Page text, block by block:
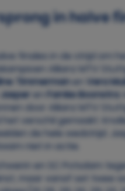
in halve
finales in de strijd om
Allianz MTV
Timmerman en Vera
en Famke Boonstra.
door Allianz MTV
verschil gemaakt.
de hele wedstrijd.
niet in actie.
en SC Potsdam
maar vanaf set twee